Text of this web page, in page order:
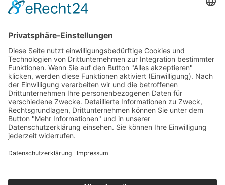
Personen
Nationale Kooperationen
L.E.V.
Nachlese
Soziales Engagement
Materialien und Links
Personen
Kontakt
ÖKOLOG/PILGRIM
Aktuelles
Materialien & Links
Landes-ARGE-Lehrer:innengesundheit
PHDL-Chor